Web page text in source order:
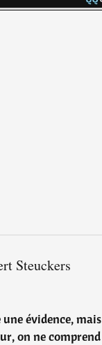
Steuckers
évidence, mais
on ne comprend